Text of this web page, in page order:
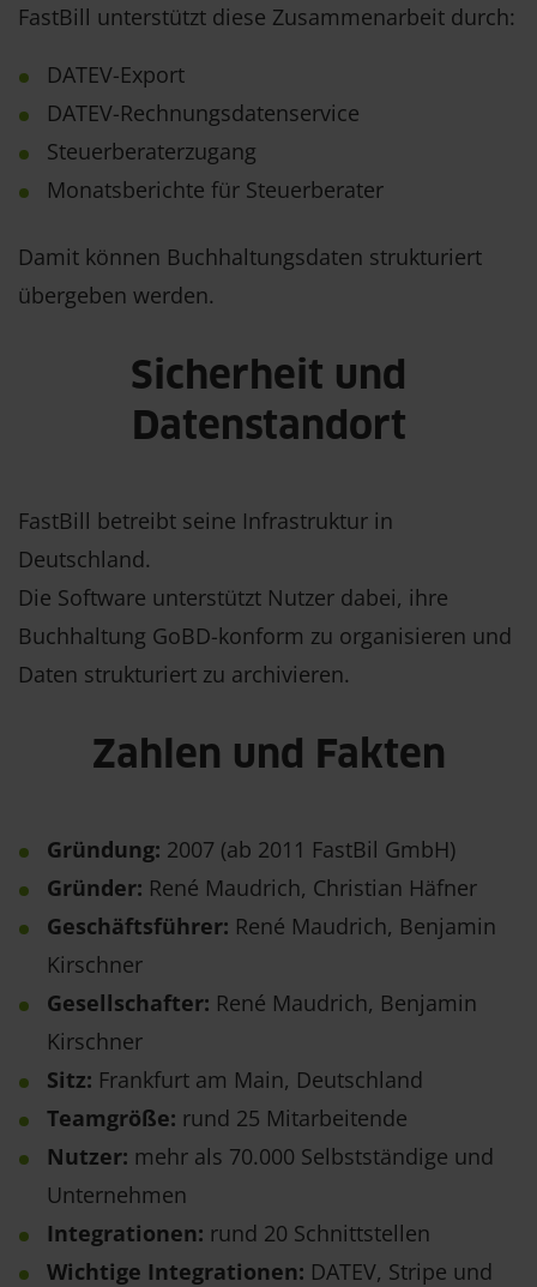
FastBill unterstützt diese Zusammenarbeit durch:
DATEV-Export
DATEV-Rechnungsdatenservice
Steuerberaterzugang
Monatsberichte für Steuerberater
Damit können Buchhaltungsdaten strukturiert
übergeben werden.
Sicherheit und
Datenstandort
FastBill betreibt seine Infrastruktur in
Deutschland.
Die Software unterstützt Nutzer dabei, ihre
Buchhaltung GoBD-konform zu organisieren und
Daten strukturiert zu archivieren.
Zahlen und Fakten
Gründung: 2007 (ab 2011 FastBil GmbH)
Gründer: René Maudrich, Christian Häfner
Geschäftsführer: René Maudrich, Benjamin
Kirschner
Gesellschafter: René Maudrich, Benjamin
Kirschner
Sitz: Frankfurt am Main, Deutschland
Teamgröße: rund 25 Mitarbeitende
Nutzer: mehr als 70.000 Selbstständige und
Unternehmen
Integrationen: rund 20 Schnittstellen
Wichtige Integrationen: DATEV, Stripe und